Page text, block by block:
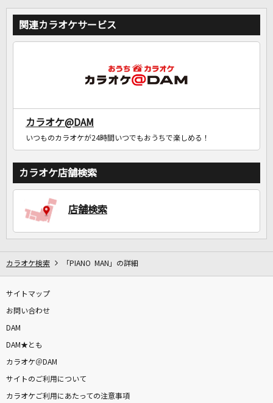
関連カラオケサービス
カラオケ@DAM
いつものカラオケが24時間いつでもおうちで楽しめる！
カラオケ店舗検索
店舗検索
カラオケ検索 「PIANO MAN」の詳細
サイトマップ
お問い合わせ
DAM
DAM★とも
カラオケ＠DAM
サイトのご利用について
カラオケご利用にあたっての注意事項